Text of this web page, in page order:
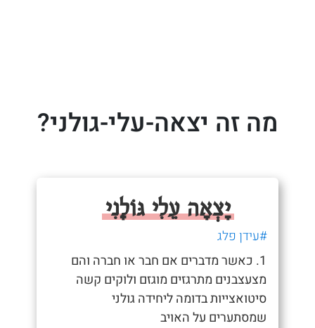
מה זה יצאה-עלי-גולני?
יָצְאָה עֵלִי גּוֹלָנִי
#עידן פלג
1. כאשר מדברים אם חבר או חברה והם
מצעצבנים מתרגזים מוגזם ולוקים קשה
סיטואצייות בדומה ליחידה גולני
שמסתערים על האויב